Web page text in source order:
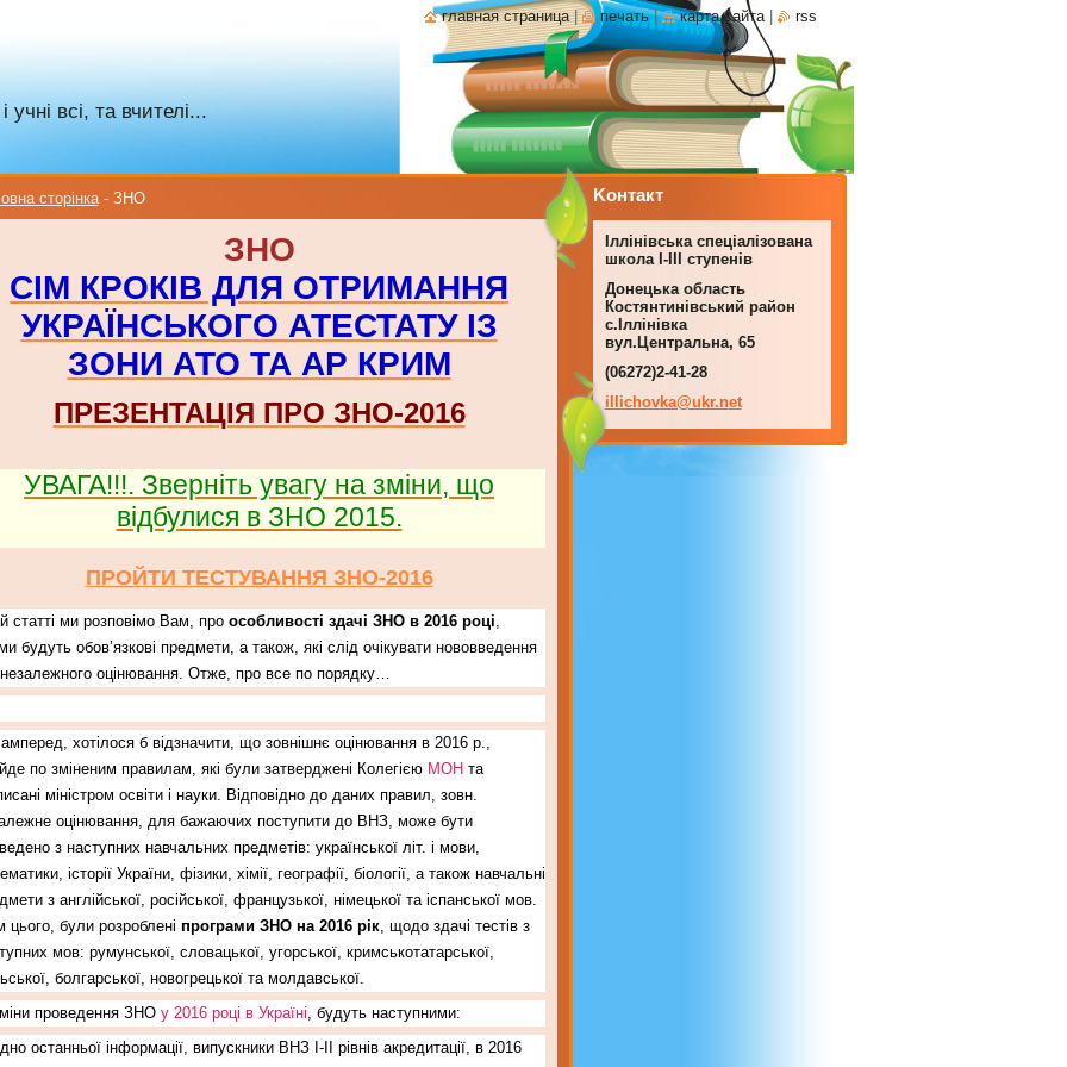
всі, та вчителі...
сторінка - ЗНО
ЗНО
СІМ КРОКІВ ДЛЯ ОТРИМАННЯ
УКРАЇНСЬКОГО АТЕСТАТУ ІЗ
ЗОНИ АТО ТА АР КРИМ
ПРЕЗЕНТАЦІЯ ПРО ЗНО-2016
УВАГА!!!. Зверніть увагу на зміни, що
відбулися в ЗНО 2015.
ПРОЙТИ ТЕСТУВАННЯ ЗНО-2016
статті ми розповімо Вам, про особливості здачі ЗНО в 2016 році
будуть обов’язкові предмети, а також, які слід очікувати нововведення
незалежного оцінювання. Отже, про все по порядку…
хотілося б відзначити, що зовнішнє оцінювання в 2016 р.,
по зміненим правилам, які були затверджені Колегією МОНта
міністром освіти і науки. Відповідно до даних правил, зовн.
оцінювання, для бажаючих поступити до ВНЗ, може бути
з наступних навчальних предметів: української літ. і мови,
історії України, фізики, хімії, географії, біології, а також навчальні
з англійської, російської, французької, німецької та іспанської мов.
цього, були розроблені програми ЗНО на 2016 рік, щодо здачі тестів з
мов: румунської, словацької, угорської, кримськотатарської,
болгарської, новогрецької та молдавської.
проведення ЗНО у 2016 році в Україні , будуть наступними:
останньої інформації, випускники ВНЗ I-II рівнів акредитації, в 2016
Koнтакт
Іллінівська спеціалізована
школа І-ІІІ ступенів
Донецька область
Костянтинівський район
с.Іллінівка
вул.Центральна, 65
(06272)2-41-28
illichovka@ukr.net
главная страница | печать | карта сайта rss